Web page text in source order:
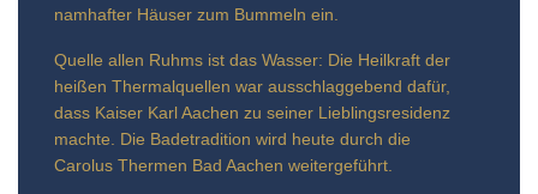
namhafter Häuser zum Bummeln ein.
Quelle allen Ruhms ist das Wasser: Die Heilkraft der
heißen Thermalquellen war ausschlaggebend dafür,
dass Kaiser Karl Aachen zu seiner Lieblingsresidenz
machte. Die Badetradition wird heute durch die
Carolus Thermen Bad Aachen weitergeführt.